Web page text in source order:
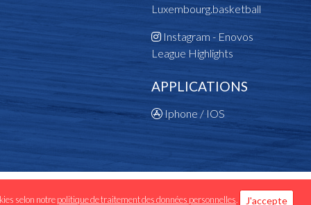
Luxembourg.basketball
Instagram - Enovos
League Highlights
APPLICATIONS
Iphone / IOS
personnelles
selon notrepolitique de traitement des données personnelles. J'accepte